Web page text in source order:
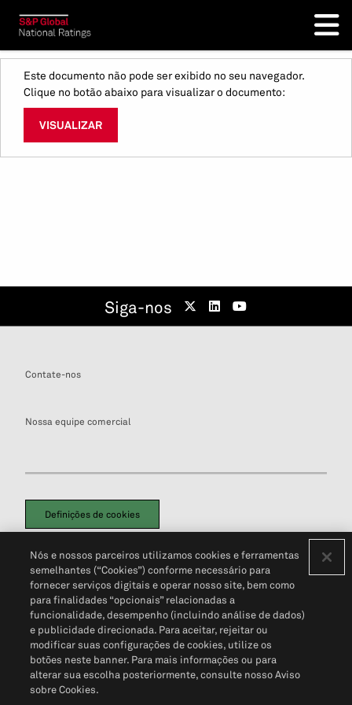
Este documento não pode ser exibido no seu navegador.
Clique no botão abaixo para visualizar o documento:
VISUALIZAR
Siga-nos
Contate-nos
Nossa equipe comercial
Definições de cookies
Política de PrivacidadePortal de privacidade do cliente (em inglês)
Não Venda Minhas Informações Pessoais© 2026 S&P Global
Nós e nossos parceiros utilizamos cookies e ferramentas
semelhantes (“Cookies”) conforme necessário para
fornecer serviços digitais e operar nosso site, bem como
para finalidades “opcionais” relacionadas a
funcionalidade, desempenho (incluindo análise de dados)
e publicidade direcionada. Para aceitar, rejeitar ou
modificar suas configurações de cookies, utilize os
botões neste banner. Para mais informações ou para
alterar sua escolha posteriormente, consulte nosso Aviso
sobre Cookies.